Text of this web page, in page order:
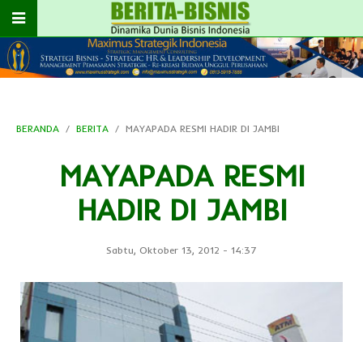
BERANDA BERITA MAYAPADA RESMI HADIR DI JAMBI
MAYAPADA RESMI
HADIR DI JAMBI
Sabtu, Oktober 13, 2012 - 14:37